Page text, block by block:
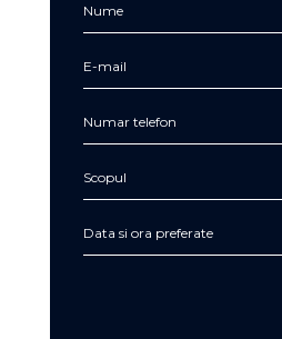
E-mail
Numar telefon
Scopul
Data si ora preferate